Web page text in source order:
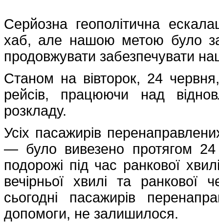
Серйозна геополітична
хаб, але нашою метою було
продовжувати забезпечувати
Станом на вівторок, 24
рейсів, працюючи над
розкладу.
Усіх пасажирів
— було вивезено протягом
подорожі під час ранкової
вечірньої хвилі та
сьогодні пасажирів
допомоги, не залишилося.